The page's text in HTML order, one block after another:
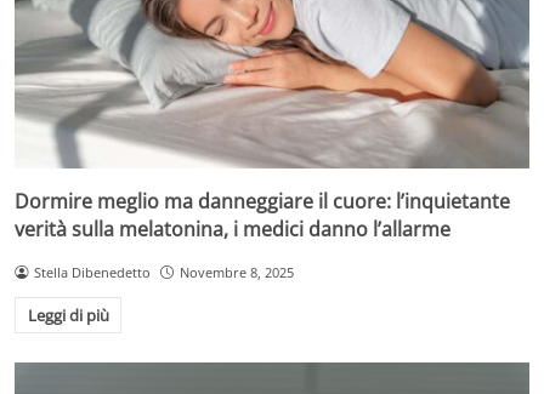
Dormire meglio ma danneggiare il cuore: l’inquietante
verità sulla melatonina, i medici danno l’allarme
Stella Dibenedetto Novembre 8, 2025
Leggi di più